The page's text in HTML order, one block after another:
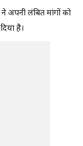
अपनी लंबित मांगों को
है।